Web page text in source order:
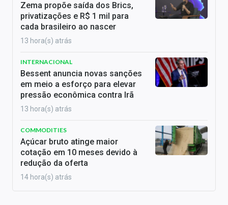
Zema propõe saída dos Brics,
privatizações e R$ 1 mil para
cada brasileiro ao nascer
13 hora(s) atrás
INTERNACIONAL
Bessent anuncia novas sanções
em meio a esforço para elevar
pressão econômica contra Irã
13 hora(s) atrás
COMMODITIES
Açúcar bruto atinge maior
cotação em 10 meses devido à
redução da oferta
14 hora(s) atrás